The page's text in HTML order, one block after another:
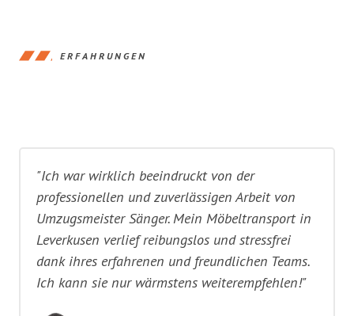
ERFAHRUNGEN
"Ich war wirklich beeindruckt von der
professionellen und zuverlässigen Arbeit von
Umzugsmeister Sänger. Mein Möbeltransport in
Leverkusen verlief reibungslos und stressfrei
dank ihres erfahrenen und freundlichen Teams.
Ich kann sie nur wärmstens weiterempfehlen!"